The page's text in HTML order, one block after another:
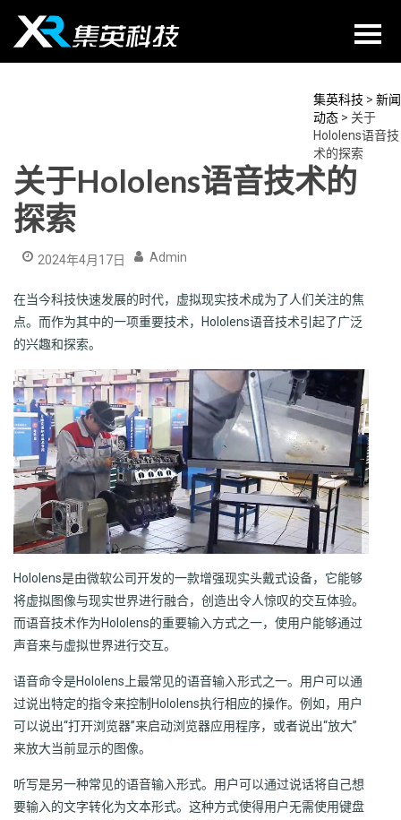
content
集英科技 > 新闻
动态 > 关于
Hololens语音技
术的探索
关于Hololens语音技术的
探索
2024年4月17日 Admin
在当今科技快速发展的时代，虚拟现实技术成为了人们关注的焦
点。而作为其中的一项重要技术，Hololens语音技术引起了广泛
的兴趣和探索。
Hololens是由微软公司开发的一款增强现实头戴式设备，它能够
将虚拟图像与现实世界进行融合，创造出令人惊叹的交互体验。
而语音技术作为Hololens的重要输入方式之一，使用户能够通过
声音来与虚拟世界进行交互。
语音命令是Hololens上最常见的语音输入形式之一。用户可以通
过说出特定的指令来控制Hololens执行相应的操作。例如，用户
可以说出“打开浏览器”来启动浏览器应用程序，或者说出“放大”
来放大当前显示的图像。
听写是另一种常见的语音输入形式。用户可以通过说话将自己想
要输入的文字转化为文本形式。这种方式使得用户无需使用键盘